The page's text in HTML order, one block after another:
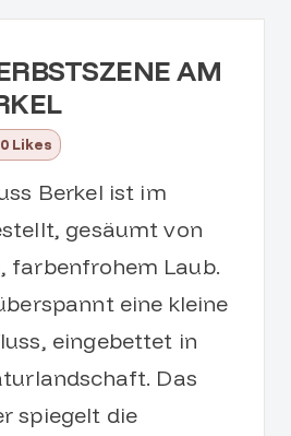
AM
0 Likes
Berkel ist im
gesäumt von
farbenfrohem Laub.
eine kleine
eingebettet in
Das
spiegelt die